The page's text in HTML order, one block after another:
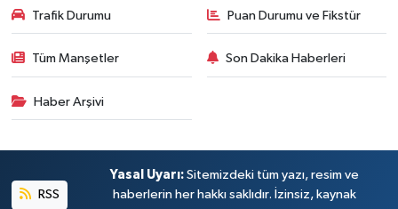
Trafik Durumu Puan Durumu ve Fikstür
Tüm Manşetler Son Dakika Haberleri
Haber Arşivi
RSS
Yasal Uyarı: Sitemizdeki tüm yazı, resim ve
haberlerin her hakkı saklıdır. İzinsiz, kaynak